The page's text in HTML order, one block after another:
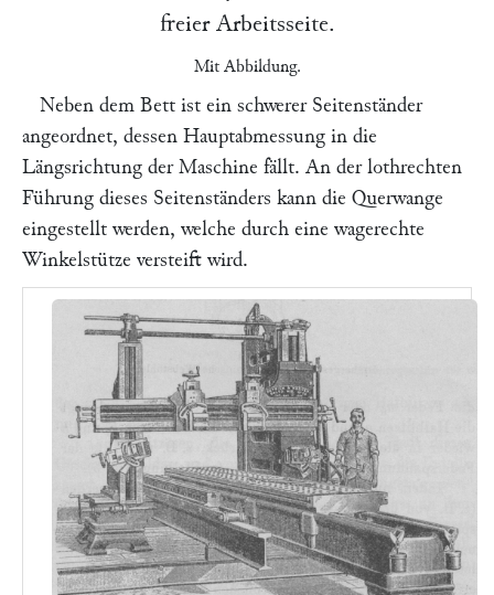
freier Arbeitsseite.
Mit Abbildung.
Neben dem Bett ist ein schwerer Seitenständer
angeordnet, dessen Hauptabmessung in die
Längsrichtung der Maschine fällt. An der lothrechten
Führung dieses Seitenständers kann die Querwange
eingestellt werden, welche durch eine wagerechte
Winkelstütze versteift wird.